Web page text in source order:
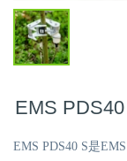
EMS
EMS PDS40 S是